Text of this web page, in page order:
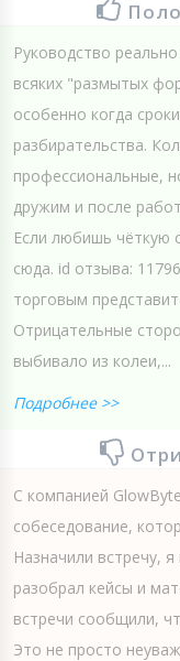
Руководство
всяких "размытых
особенно когда
разбирательства.
профессиональные,
дружим и после
Если любишь чёткую
сюда. id отзыва:
торговым
Отрицательные
выбивало из колеи,...
Подробнее >>
С компанией
собеседование,
Назначили встречу,
разобрал кейсы и
встречи сообщили,
Это не просто